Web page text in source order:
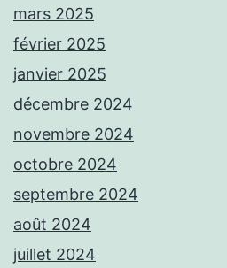
mars 2025
février 2025
janvier 2025
décembre 2024
novembre 2024
octobre 2024
septembre 2024
août 2024
juillet 2024